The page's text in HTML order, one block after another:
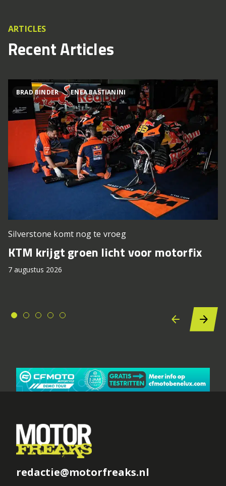
ARTICLES
Recent Articles
BRAD BINDER ENEA BASTIANINI
Silverstone komt nog te vroeg
KTM krijgt groen licht voor motorfix
7 augustus 2026
redactie@motorfreaks.nl